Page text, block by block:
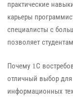
практические
карьеры
специалисты с
позволяет
Почему 1С
отличный выбор для
информационных